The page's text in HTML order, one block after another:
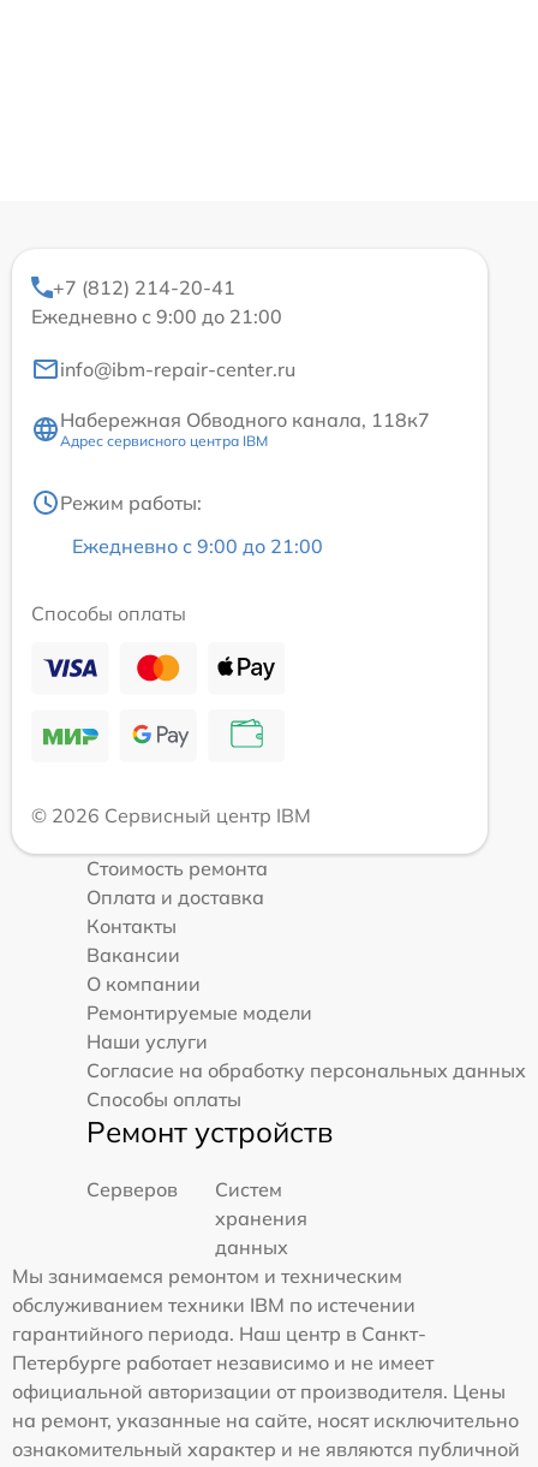
+7 (812) 214-20-41
Ежедневно с 9:00 до 21:00
info@ibm-repair-center.ru
Набережная Обводного канала, 118к7
Адрес сервисного центра IBM
Режим работы:
Ежедневно с 9:00 до 21:00
Способы оплаты
© 2026 Сервисный центр IBM
Стоимость ремонта
Оплата и доставка
Контакты
Вакансии
О компании
Ремонтируемые модели
Наши услуги
Согласие на обработку персональных данных
Способы оплаты
Ремонт устройств
Серверов
Систем
хранения
данных
Мы занимаемся ремонтом и техническим
обслуживанием техники IBM по истечении
гарантийного периода. Наш центр в Санкт-
Петербурге работает независимо и не имеет
официальной авторизации от производителя. Цены
на ремонт, указанные на сайте, носят исключительно
ознакомительный характер и не являются публичной